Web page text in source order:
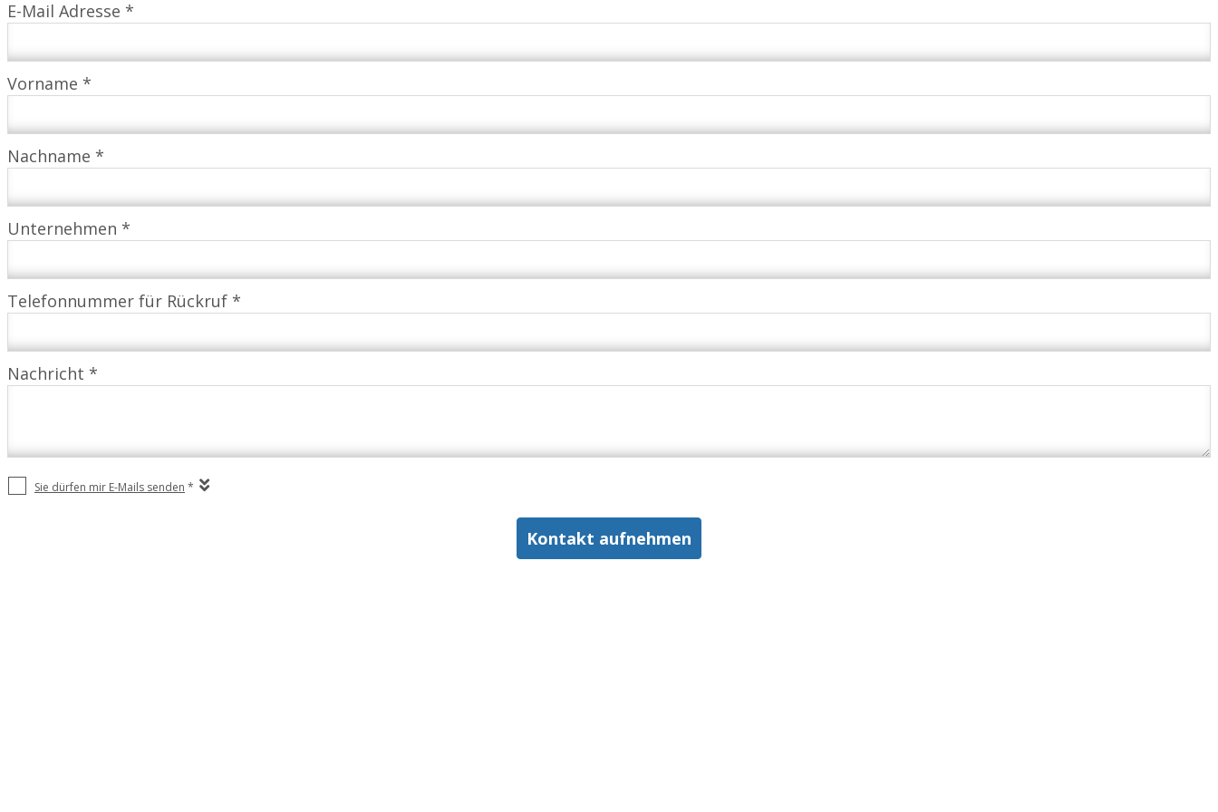
E-Mail Adresse *
Vorname *
Nachname *
Unternehmen *
Telefonnummer für Rückruf *
Nachricht *
Sie dürfen mir E-Mails senden *
Kontakt aufnehmen